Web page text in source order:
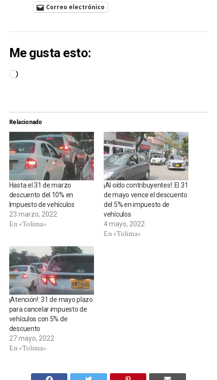
Correo electrónico
Me gusta esto:
Cargando...
Relacionado
Hasta el 31 de marzo
descuento del 10% en
Impuesto de vehículos
23 marzo, 2022
En «Tolima»
¡Al oído contribuyentes!: El 31
de mayo vence el descuento
del 5% en impuesto de
vehículos
4 mayo, 2022
En «Tolima»
¡Atención!: 31 de mayo plazo
para cancelar impuesto de
vehículos con 5% de
descuento
27 mayo, 2022
En «Tolima»